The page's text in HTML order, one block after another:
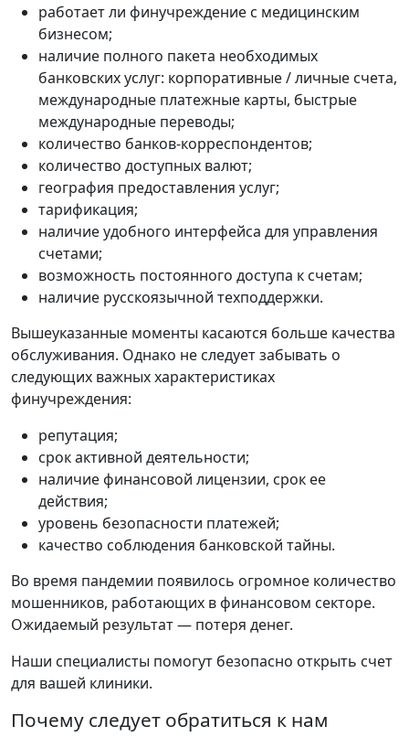
работает ли финучреждение с медицинским
бизнесом;
наличие полного пакета необходимых
банковских услуг: корпоративные / личные счета,
международные платежные карты, быстрые
международные переводы;
количество банков-корреспондентов;
количество доступных валют;
география предоставления услуг;
тарификация;
наличие удобного интерфейса для управления
счетами;
возможность постоянного доступа к счетам;
наличие русскоязычной техподдержки.
Вышеуказанные моменты касаются больше качества
обслуживания. Однако не следует забывать о
следующих важных характеристиках
финучреждения:
репутация;
срок активной деятельности;
наличие финансовой лицензии, срок ее
действия;
уровень безопасности платежей;
качество соблюдения банковской тайны.
Во время пандемии появилось огромное количество
мошенников, работающих в финансовом секторе.
Ожидаемый результат — потеря денег.
Наши специалисты помогут безопасно открыть счет
для вашей клиники.
Почему следует обратиться к нам